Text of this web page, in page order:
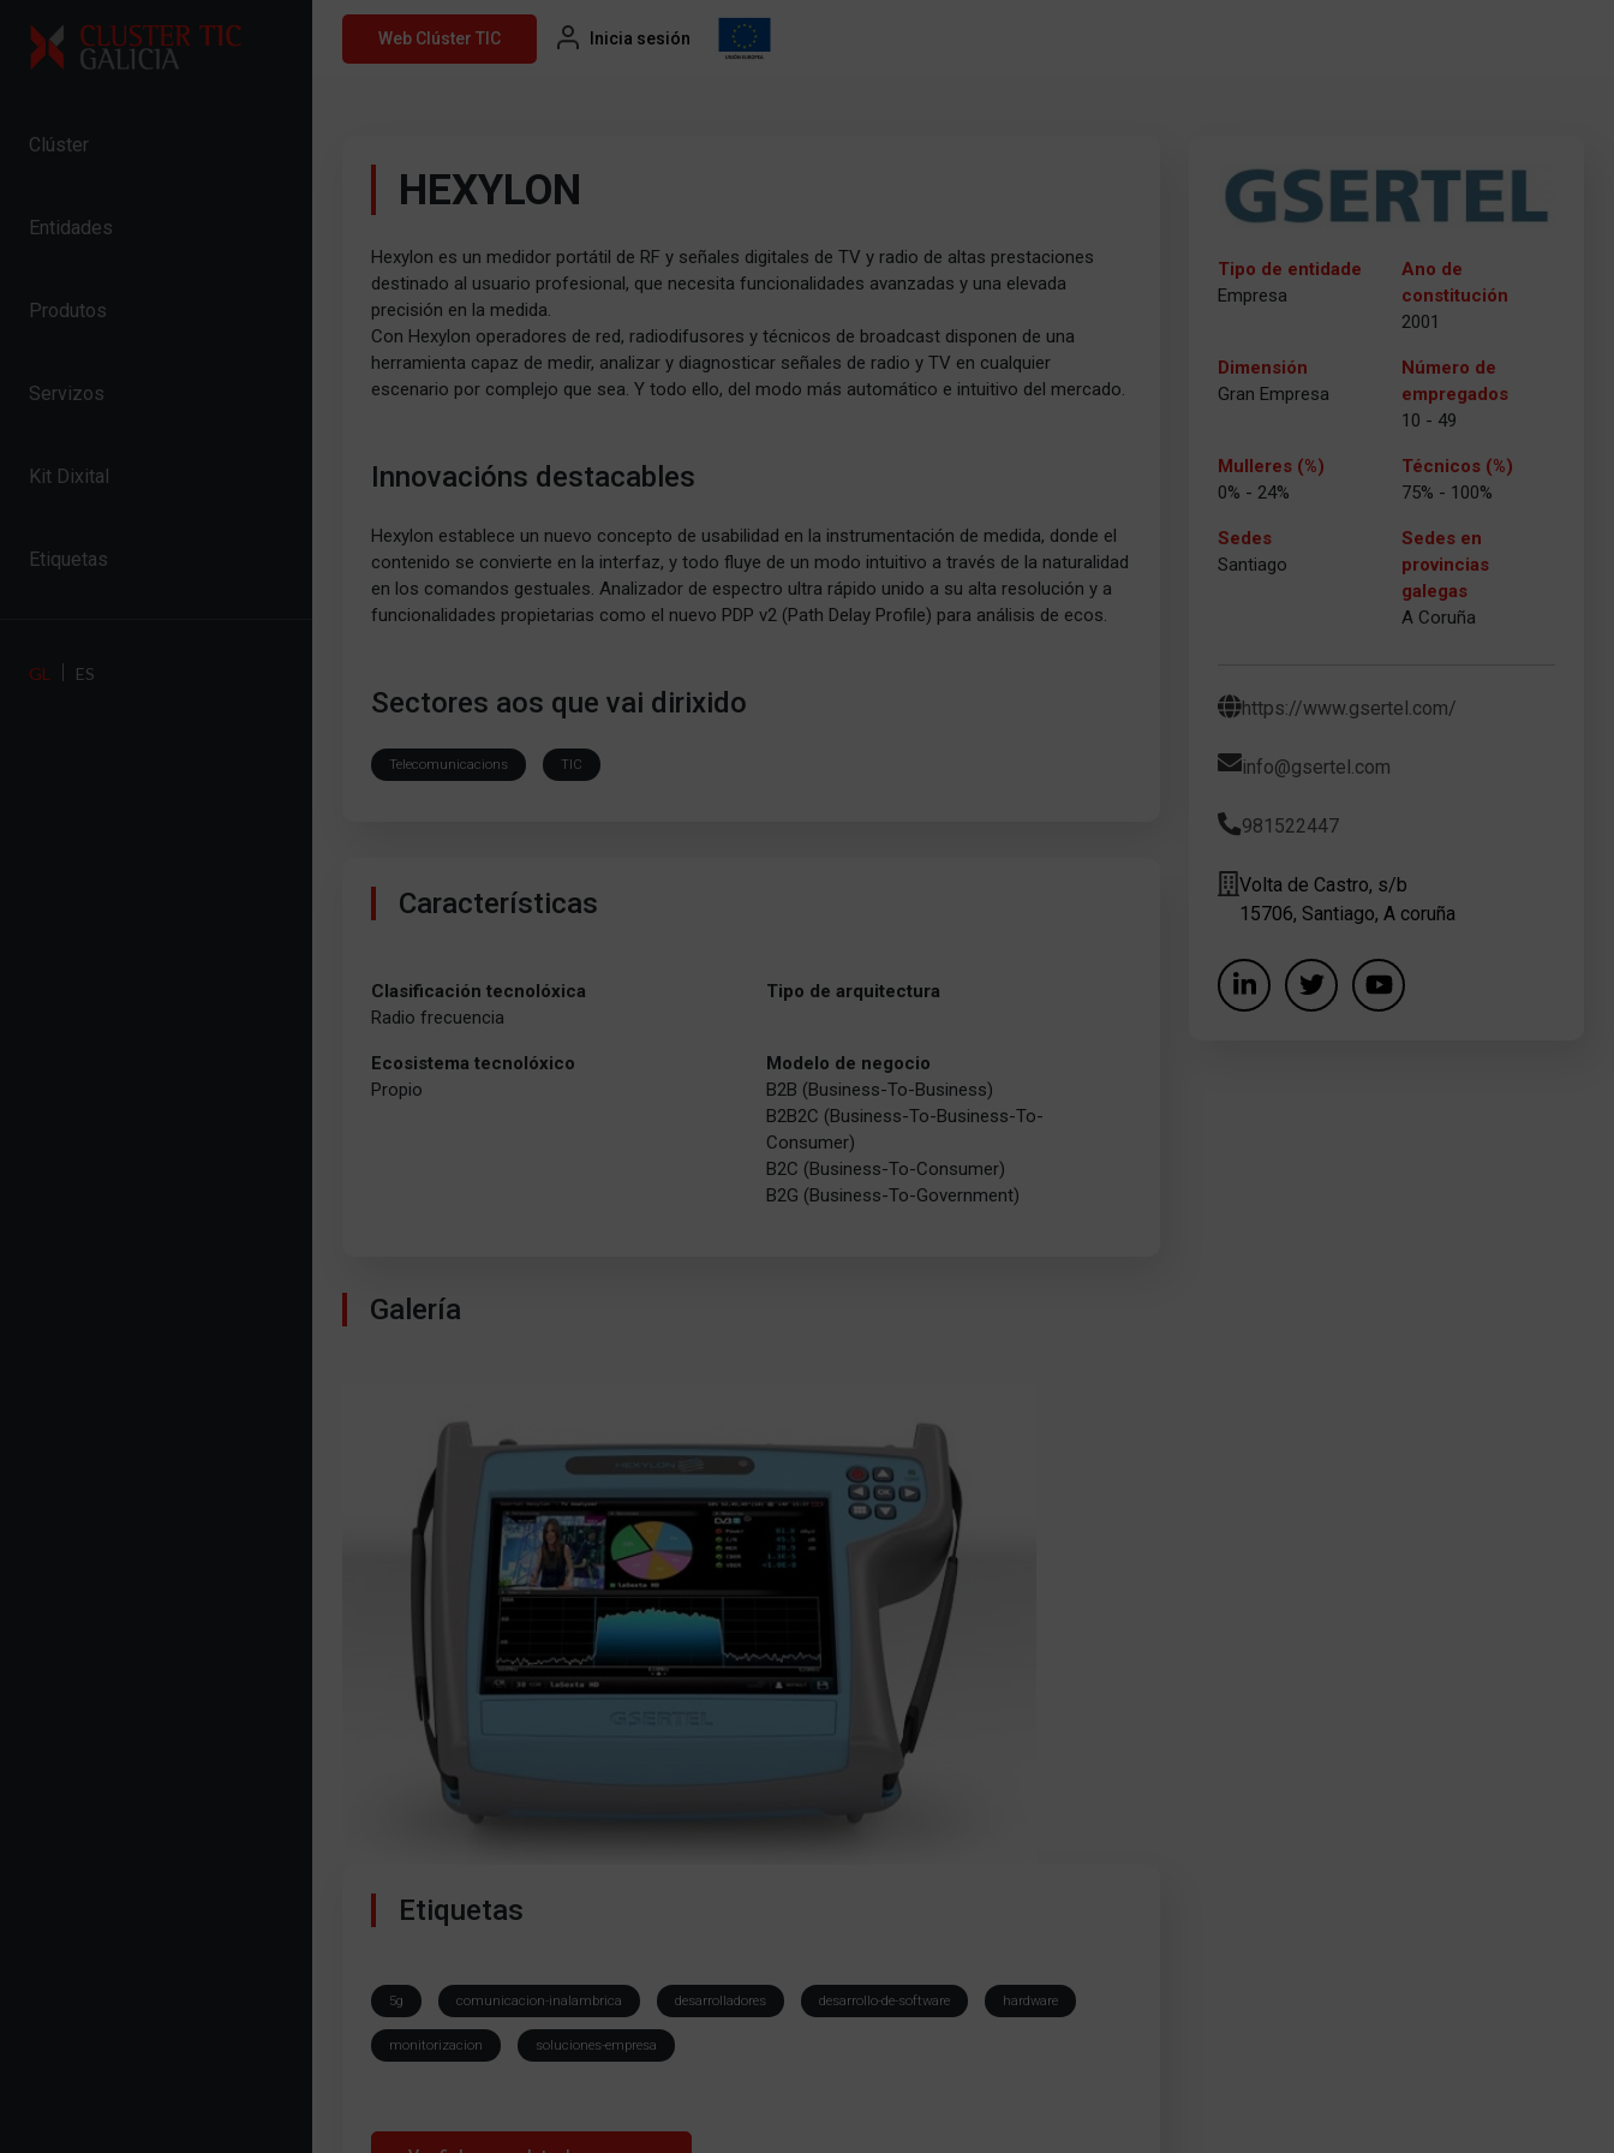
Skip to content
Clúster
Entidades
Produtos
Servizos
Kit Dixital
Etiquetas
GL ES
Web Clúster TIC Inicia sesión
HEXYLON
Hexylon es un medidor portátil de RF y señales digitales de TV y radio de altas prestaciones
destinado al usuario profesional, que necesita funcionalidades avanzadas y una elevada
precisión en la medida.
Con Hexylon operadores de red, radiodifusores y técnicos de broadcast disponen de una
herramienta capaz de medir, analizar y diagnosticar señales de radio y TV en cualquier
escenario por complejo que sea. Y todo ello, del modo más automático e intuitivo del mercado.
Innovacións destacables
Hexylon establece un nuevo concepto de usabilidad en la instrumentación de medida, donde el
contenido se convierte en la interfaz, y todo fluye de un modo intuitivo a través de la naturalidad
en los comandos gestuales. Analizador de espectro ultra rápido unido a su alta resolución y a
funcionalidades propietarias como el nuevo PDP v2 (Path Delay Profile) para análisis de ecos.
Sectores aos que vai dirixido
Telecomunicacions TIC
Características
Clasificación tecnolóxica
Radio frecuencia
Tipo de arquitectura
Ecosistema tecnolóxico
Propio
Modelo de negocio
B2B (Business-To-Business)
B2B2C (Business-To-Business-To-
Consumer)
B2C (Business-To-Consumer)
B2G (Business-To-Government)
Tipo de entidade
Empresa
Ano de
constitución
2001
Dimensión
Gran Empresa
Número de
empregados
10 - 49
Mulleres (%)
0% - 24%
Técnicos (%)
75% - 100%
Sedes
Santiago
Sedes en
provincias
galegas
A Coruña
https://www.gsertel.com/
info@gsertel.com
981522447
Volta de Castro, s/b
15706, Santiago, A coruña
Galería
Etiquetas
5g comunicacion-inalambrica desarrolladores desarrollo-de-software hardware
monitorizacion soluciones-empresa